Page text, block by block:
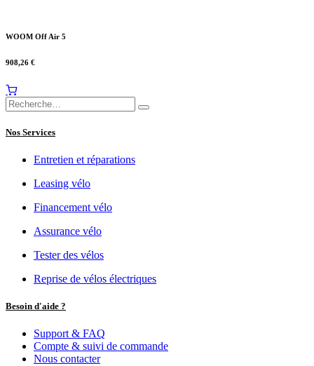
WOOM Off Air 5
908,26 €
Nos Services
Entretien et réparations
Leasing vélo
Financement vélo
Assurance vélo
Tester des vélos
Reprise de vélos électriques
Besoin d'aide ?
Support & FAQ
Compte & suivi de commande
Nous contacter